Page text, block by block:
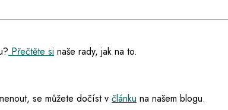
Přečtěte si naše rady, jak na to.
se můžete dočíst v článku na našem blogu.